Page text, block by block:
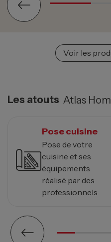
Voir les
Les atouts Atlas
Pose cuisine
Pose de votre
cuisine et ses
équipements
réalisé par des
professionnels